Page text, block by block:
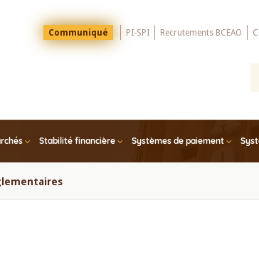
Menu
Top
Communiqué PI-SPI Recrutements BCEAO
Stabilité financière Systèmes de paiement